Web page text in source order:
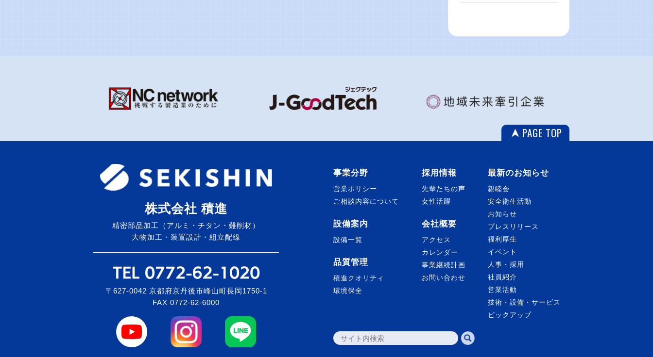
PAGE TOP
株式会社 積進
精密部品加工（アルミ・チタン・難削材）
大物加工・装置設計・組立配線
〒627-0042 京都府京丹後市峰山町長岡1750-1
FAX 0772-62-6000
事業分野
営業ポリシー
ご相談内容について
設備案内
設備一覧
品質管理
積進クオリティ
環境保全
採用情報
先輩たちの声
女性活躍
会社概要
アクセス
カレンダー
事業継続計画
お問い合わせ
最新のお知らせ
親睦会
安全衛生活動
お知らせ
プレスリリース
福利厚生
イベント
人事・採用
社員紹介
営業活動
技術・設備・サービス
ピックアップ